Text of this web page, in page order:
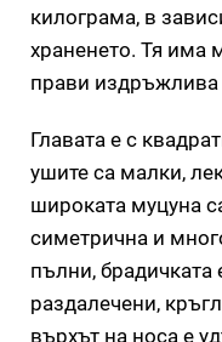
килограма, в
храненето. Тя има
прави издръжлива
Главата е с
ушите са малки,
широката муцуна
симетрична и
пълни, брадичката
раздалечени,
върхът на носа е